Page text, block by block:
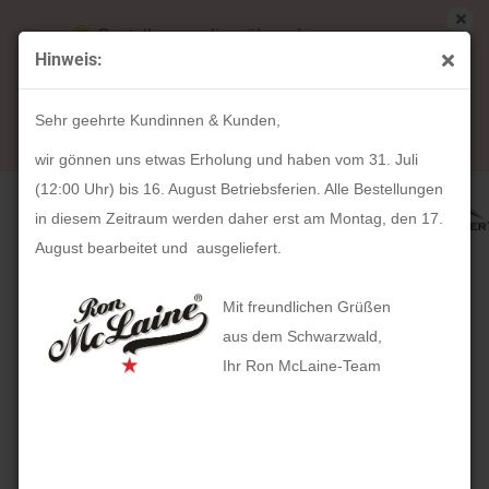
Hinweis:
Sehr geehrte Kundinnen & Kunden,
wir gönnen uns etwas Erholung und haben vom 31. Juli
(12:00 Uhr) bis 16. August Betriebsferien. Alle Bestellungen
in diesem Zeitraum werden daher erst am Montag, den 17.
August bearbeitet und ausgeliefert.
Mit freundlichen Grüßen
aus dem Schwarzwald,
Ihr Ron McLaine-Team
Bestellungen die während unserer
Betriebsferien (31. Juli ab 12:00 Uhr bis 16.
August) aufgegeben werden, werden ab Montag,
17. August bearbeitet und versendet.
« Erster « zurück weiter »
Letzter »
Artikel in dieser Kategorie
Geldbörse DAVOS (cognac)